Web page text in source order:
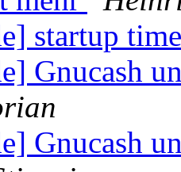
startup
Gnucash
Gnucash